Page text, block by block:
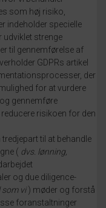
som høj risiko,
indeholder specielle
udviklet strenge
til gennemførelse af
GDPRs artikel
der
for at vurdere
gennemføre
risikoen for den
til at behandle
( dvs. lønning,
og due diligence-
som vi ) møder og forstå
foranstaltninger